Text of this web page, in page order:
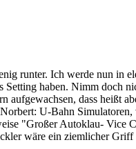
runter. Ich werde nun in
haben. Nimm doch
dass heißt
U-Bahn
"Großer Autoklau- Vice
wäre ein ziemlicher